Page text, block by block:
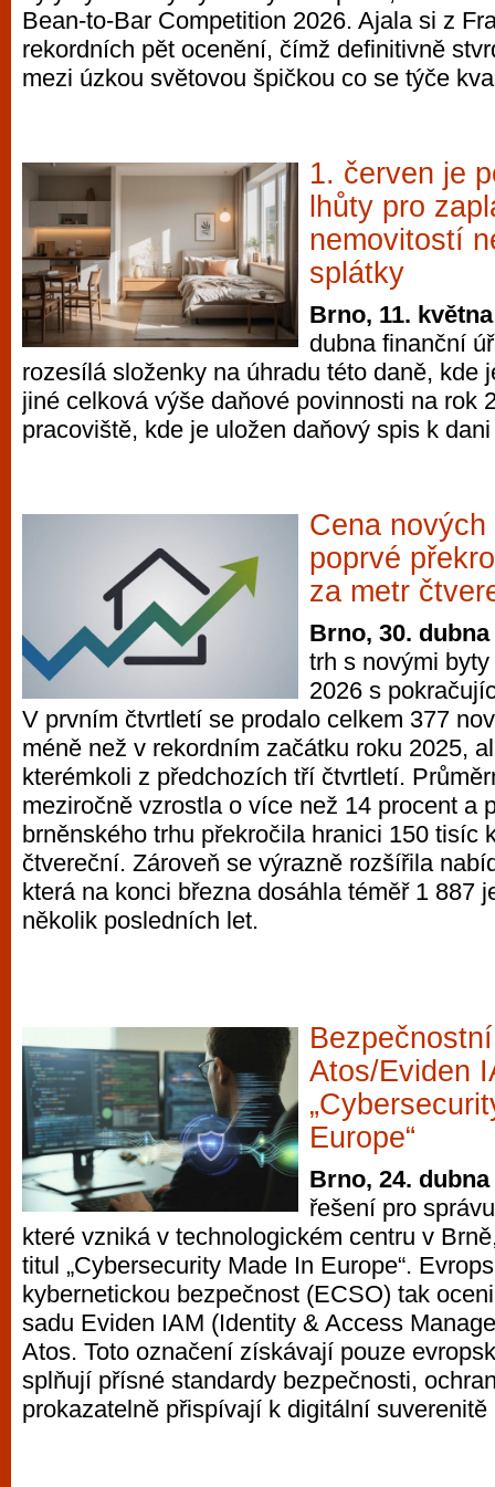
Bean-to-Bar Competition 2026. Ajala si z
rekordních pět ocenění, čímž definitivně
mezi úzkou světovou špičkou co se týče
1. červen je
lhůty pro
nemovitostí
splátky
Brno, 11.
dubna finanční
rozesílá složenky na úhradu této daně, kde
jiné celková výše daňové povinnosti na rok
pracoviště, kde je uložen daňový spis k
Cena
poprvé
za metr
Brno, 30. dubna
trh s novými
2026 s
V prvním čtvrtletí se prodalo celkem 377
méně než v rekordním začátku roku 2025,
kterémkoli z předchozích tří čtvrtletí.
meziročně vzrostla o více než 14 procent a
brněnského trhu překročila hranici 150 tisíc
čtvereční. Zároveň se výrazně rozšířila
která na konci března dosáhla téměř 1 887
několik posledních let.
Atos/Eviden
Europe“
Brno, 24. dubna
řešení pro
které vzniká v technologickém centru v
titul „Cybersecurity Made In Europe“.
kybernetickou bezpečnost (ECSO) tak
sadu Eviden IAM (Identity & Access
Atos. Toto označení získávají pouze
splňují přísné standardy bezpečnosti,
prokazatelně přispívají k digitální suverenitě
vyzkoušet různé kasinové hry. V
metropoli naleznete širokou nabídku her
po moderní automaty jak pro pravidelné